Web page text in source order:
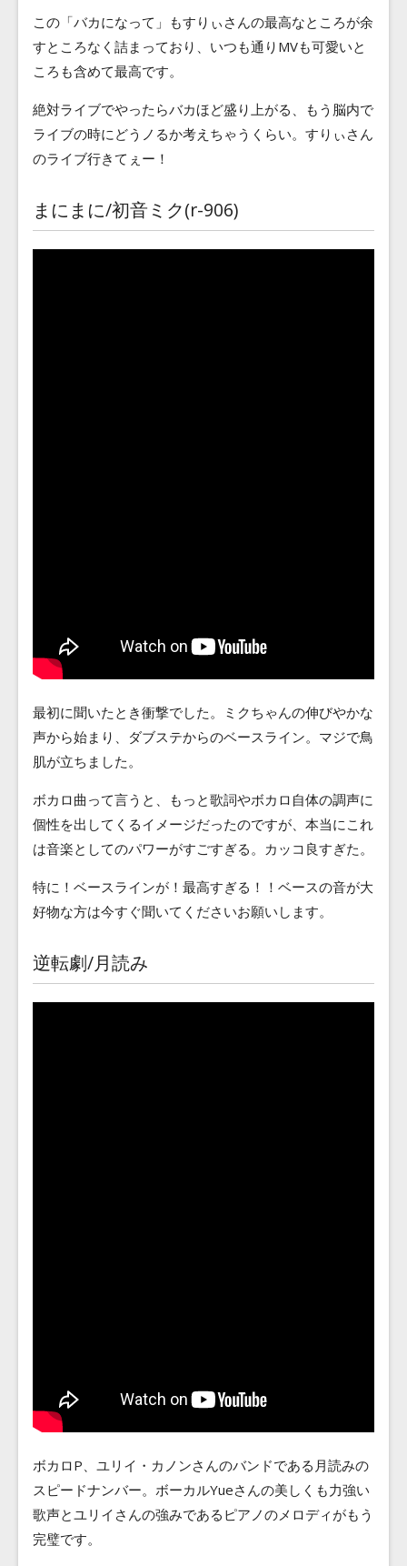
この「バカになって」もすりぃさんの最高なところが余
すところなく詰まっており、いつも通りMVも可愛いと
ころも含めて最高です。
絶対ライブでやったらバカほど盛り上がる、もう脳内で
ライブの時にどうノるか考えちゃうくらい。すりぃさん
のライブ行きてぇー！
まにまに/初音ミク(r-906)
最初に聞いたとき衝撃でした。ミクちゃんの伸びやかな
声から始まり、ダブステからのベースライン。マジで鳥
肌が立ちました。
ボカロ曲って言うと、もっと歌詞やボカロ自体の調声に
個性を出してくるイメージだったのですが、本当にこれ
は音楽としてのパワーがすごすぎる。カッコ良すぎた。
特に！ベースラインが！最高すぎる！！ベースの音が大
好物な方は今すぐ聞いてくださいお願いします。
逆転劇/月読み
ボカロP、ユリイ・カノンさんのバンドである月読みの
スピードナンバー。ボーカルYueさんの美しくも力強い
歌声とユリイさんの強みであるピアノのメロディがもう
完璧です。